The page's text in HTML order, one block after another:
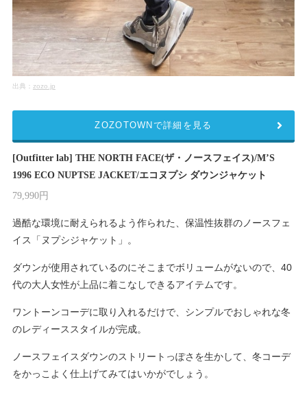
出典： zozo.jp
[Outfitter lab] THE NORTH FACE(ザ・ノースフェイス)/M’S
1996 ECO NUPTSE JACKET/エコヌプシ ダウンジャケット
79,990円
過酷な環境に耐えられるよう作られた、保温性抜群のノースフェ
イス「ヌプシジャケット」。
ダウンが使用されているのにそこまでボリュームがないので、40
代の大人女性が上品に着こなしできるアイテムです。
ワントーンコーデに取り入れるだけで、シンプルでおしゃれな冬
のレディーススタイルが完成。
ノースフェイスダウンのストリートっぽさを生かして、冬コーデ
をかっこよく仕上げてみてはいかがでしょう。
ZOZOTOWNで詳細を見る